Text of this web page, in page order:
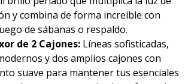
y combina de forma increíble con
de sábanas o respaldo.
de 2 Cajones: Líneas sofisticadas,
y dos amplios cajones con
suave para mantener tus esenciales